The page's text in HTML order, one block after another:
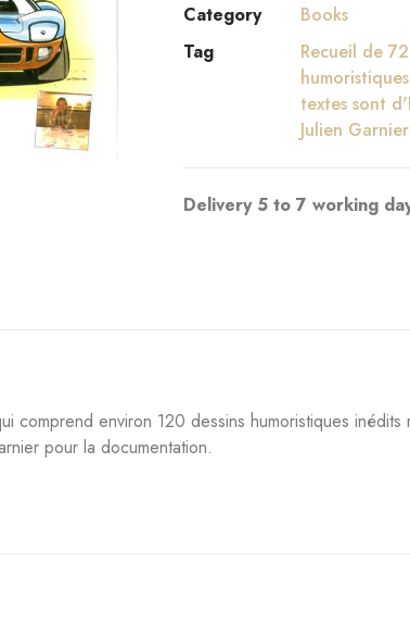
Category
Books
Tag
Recueil de
textes sont
Julien
Delivery 5 to 7 working
environ 120 dessins humoristiques inédits
pour la documentation.